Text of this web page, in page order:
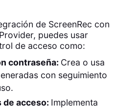
de ScreenRec con
puedes usar
de acceso como:
contraseña: Crea o usa
con seguimiento
acceso: Implementa